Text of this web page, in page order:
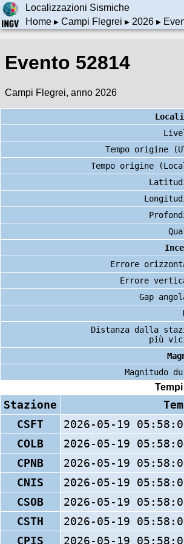
Localizzazioni Sismiche
Home▸ Campi Flegrei ▸ 2026▸
Evento 52814
Campi Flegrei, anno 2026
Tempo origine
Tempo origine
Errore
Errore
Gap
Distanza dalla
più
Magnitudo
Stazione
CSFT
2026-05-19
COLB
2026-05-19
CPNB
2026-05-19
CNIS
2026-05-19
CSOB
2026-05-19
CSTH
2026-05-19
CPIS
2026-05-19